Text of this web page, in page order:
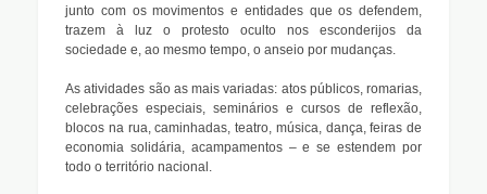
junto com os movimentos e entidades que os defendem,
trazem à luz o protesto oculto nos esconderijos da
sociedade e, ao mesmo tempo, o anseio por mudanças.
As atividades são as mais variadas: atos públicos, romarias,
celebrações especiais, seminários e cursos de reflexão,
blocos na rua, caminhadas, teatro, música, dança, feiras de
economia solidária, acampamentos – e se estendem por
todo o território nacional.